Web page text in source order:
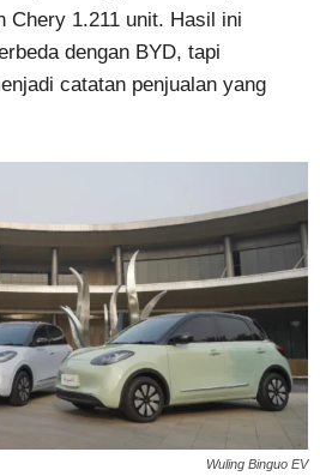
Chery 1.211 unit. Hasil ini
dengan BYD, tapi
catatan penjualan yang
Wuling Binguo EV